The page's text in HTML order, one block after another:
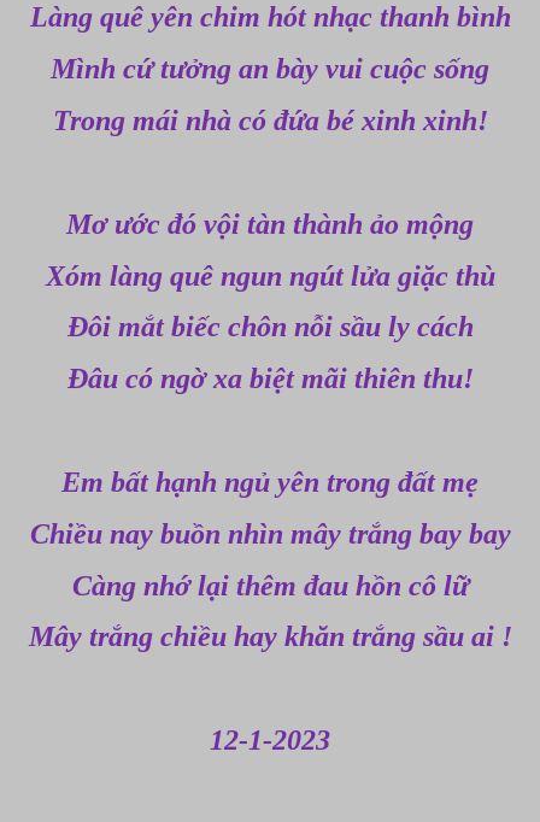
Làng quê yên chim hót nhạc thanh bình
Mình cứ tưởng an bày vui cuộc sống
Trong mái nhà có đứa bé xinh xinh!
Mơ ước đó vội tàn thành ảo mộng
Xóm làng quê ngun ngút lửa giặc thù
Đôi mắt biếc chôn nỗi sầu ly cách
Đâu có ngờ xa biệt mãi thiên thu!
Em bất hạnh ngủ yên trong đất mẹ
Chiều nay buồn nhìn mây trắng bay bay
Càng nhớ lại thêm đau hồn cô lữ
Mây trắng chiều hay khăn trắng sầu ai !
12-1-2023